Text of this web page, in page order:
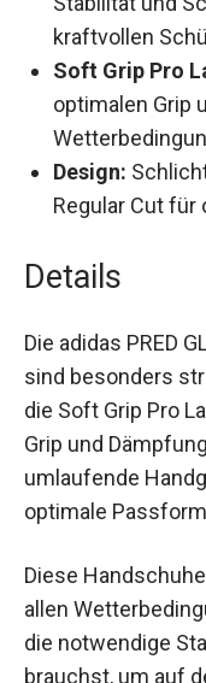
kraftvollen
Soft Grip Pro
Gewährleistet
bei allen
Design:
mit Regular
Details
sind besonders
die Soft Grip Pro
hervorragenden
Cut und die halb
Passform und
Diese
bei allen
bieten dir die